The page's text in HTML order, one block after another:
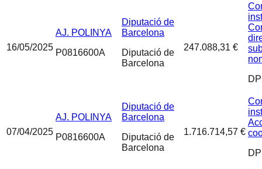
16/05/2025
AJ. POLINYA
P0816600A
Diputació de
Barcelona
Diputació de
Barcelona
247.088,31 €
07/04/2025
AJ. POLINYA
P0816600A
Diputació de
Barcelona
Diputació de
Barcelona
1.716.714,57 €